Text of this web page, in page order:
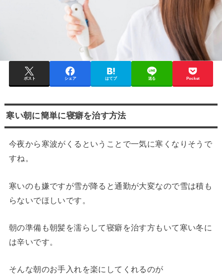
ポスト シェア はてブ 送る Pocket
寒い朝に簡単に寝癖を治す方法
今夜から寒波がくるということで一気に寒くなりそうで
すね。
寒いのも嫌ですが雪が降ると通勤が大変なので雪は積も
らないでほしいです。
朝の準備も朝髪を濡らして寝癖を治す方もいて寒い冬に
は辛いです。
そんな朝のお手入れを楽にしてくれるのが